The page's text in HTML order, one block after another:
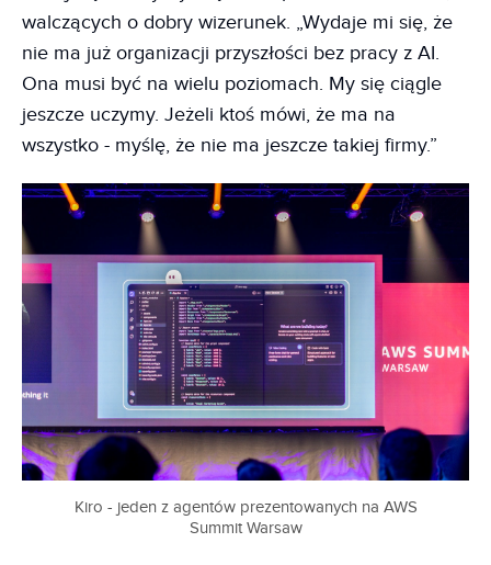
walczących o dobry wizerunek. „Wydaje mi się, że
nie ma już organizacji przyszłości bez pracy z AI.
Ona musi być na wielu poziomach. My się ciągle
jeszcze uczymy. Jeżeli ktoś mówi, że ma na
wszystko - myślę, że nie ma jeszcze takiej firmy.”
Kiro - jeden z agentów prezentowanych na AWS
Summit Warsaw